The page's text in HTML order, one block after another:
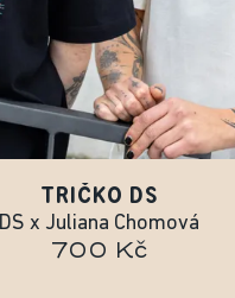
TRIČKO DS
DS x Juliana Chomová
700 Kč